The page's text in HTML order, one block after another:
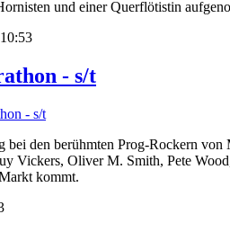
und einer Querflötistin
- s/t
bei den berühmten Prog-Rockern
Oliver M. Smith, Pete
kommt.